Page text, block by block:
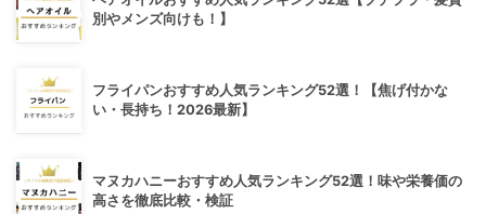
別やメンズ向けも！】
フライパンおすすめ人気ランキング52選！【焦げ付かな
い・長持ち！2026最新】
マヌカハニーおすすめ人気ランキング52選！味や栄養価の
高さを徹底比較・検証